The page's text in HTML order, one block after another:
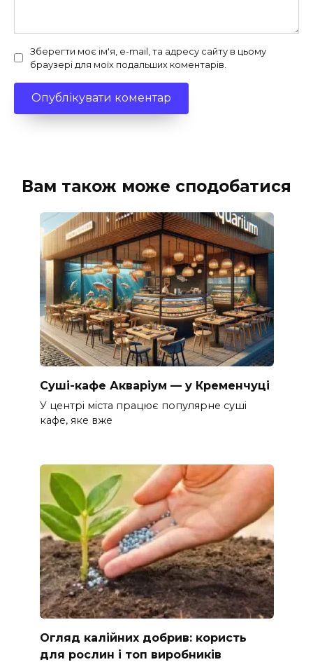
Зберегти моє ім'я, e-mail, та адресу сайту в цьому
браузері для моїх подальших коментарів.
Вам також може сподобатися
Суші-кафе Акваріум — у Кременчуці
У центрі міста працює популярне суші
кафе, яке вже
Огляд калійних добрив: користь
для рослин і топ виробників